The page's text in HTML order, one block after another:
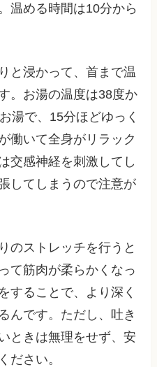
温める時間は10分から
と浸かって、首まで温
。お湯の温度は38度か
湯で、15分ほどゆっく
働いて全身がリラック
交感神経を刺激してし
してしまうので注意が
のストレッチを行うと
て筋肉が柔らかくなっ
することで、より深く
んです。ただし、吐き
ときは無理をせず、安
ださい。